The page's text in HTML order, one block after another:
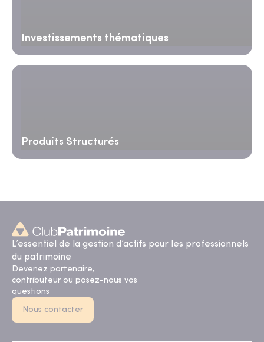
Investissements thématiques
Produits Structurés
L’essentiel de la gestion d’actifs pour les professionnels
du patrimoine
Devenez partenaire,
contributeur ou posez-nous vos
questions
Nous contacter